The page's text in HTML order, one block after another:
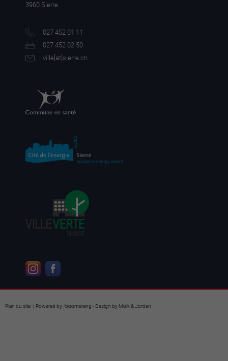
3960 Sierre
027 452 01 11
027 452 02 50
ville[at]sierre.ch
Plan du site | Powered by/boomerang - Design by Molk & Jordan